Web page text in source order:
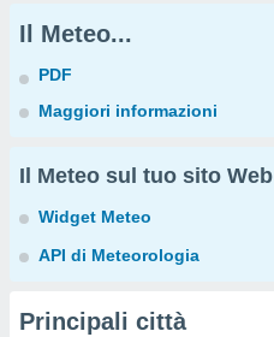
Il Meteo...
PDF
Maggiori informazioni
Il Meteo sul tuo sito Web
Widget Meteo
API di Meteorologia
Principali città